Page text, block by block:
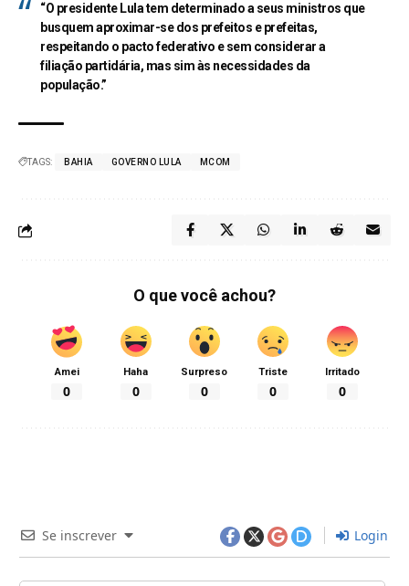
“O presidente Lula tem determinado a seus ministros que
busquem aproximar-se dos prefeitos e prefeitas,
respeitando o pacto federativo e sem considerar a
filiação partidária, mas sim às necessidades da
população.”
TAGS: BAHIA GOVERNO LULA MCOM
O que você achou?
Amei
0
Haha
0
Surpreso
0
Triste
0
Irritado
0
Se inscrever Login